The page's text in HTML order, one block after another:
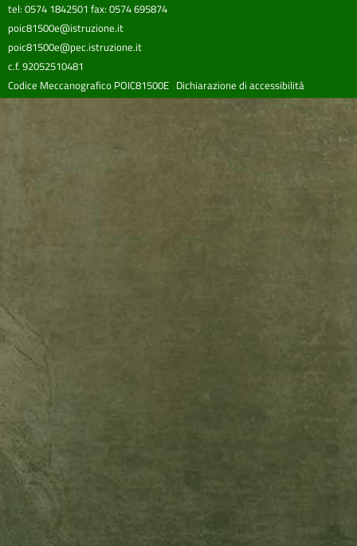
tel: 0574 1842501 fax: 0574 695874
poic81500e@istruzione.it
poic81500e@pec.istruzione.it
c.f. 92052510481
Codice Meccanografico POIC81500E Dichiarazione di accessibilità